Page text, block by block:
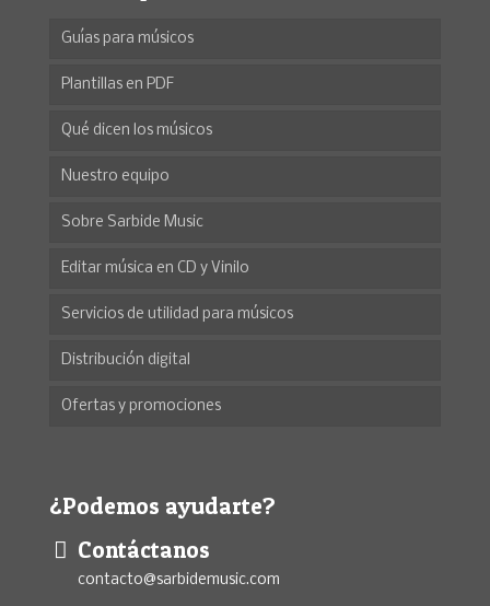
Guías para músicos
Plantillas en PDF
Qué dicen los músicos
Nuestro equipo
Sobre Sarbide Music
Editar música en CD y Vinilo
Servicios de utilidad para músicos
Distribución digital
Ofertas y promociones
¿Podemos ayudarte?
Contáctanos
contacto@sarbidemusic.com